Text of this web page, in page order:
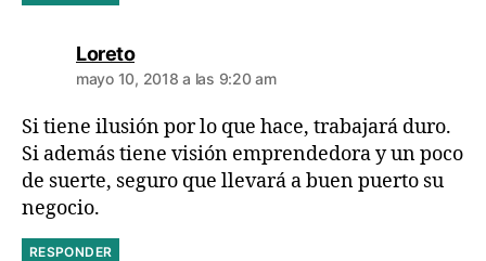
Loretodice:
mayo 10, 2018 a las 9:20 am
Si tiene ilusión por lo que hace, trabajará duro.
Si además tiene visión emprendedora y un poco
de suerte, seguro que llevará a buen puerto su
negocio.
RESPONDER